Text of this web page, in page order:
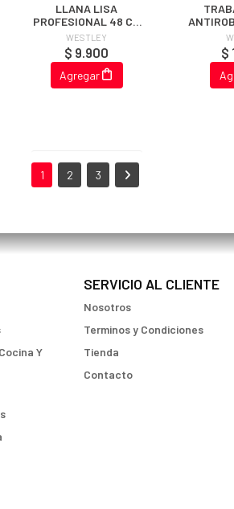
LLANA LISA
PROFESIONAL 48 CM
(MANGO AZUL)
WESTLEY
$ 9.900
Agregar
$
1 2 3
Y
SERVICIO AL CLIENTE
Nosotros
Terminos y Condiciones
Tienda
Contacto